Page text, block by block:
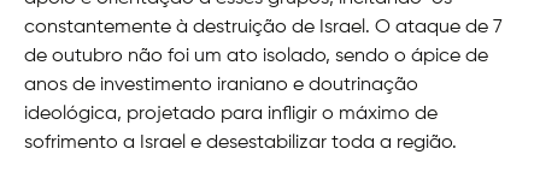
constantemente à destruição de Israel. O ataque de 7
de outubro não foi um ato isolado, sendo o ápice de
anos de investimento iraniano e doutrinação
ideológica, projetado para infligir o máximo de
sofrimento a Israel e desestabilizar toda a região.